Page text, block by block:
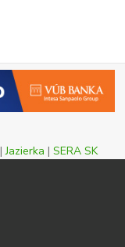
|Jazierka | SERA SK